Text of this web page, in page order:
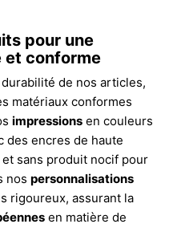
pour une
et conforme
de nos articles,
matériaux conformes
impressions en couleurs
des encres de haute
sans produit nocif pour
nos personnalisations
rigoureux, assurant la
en matière de